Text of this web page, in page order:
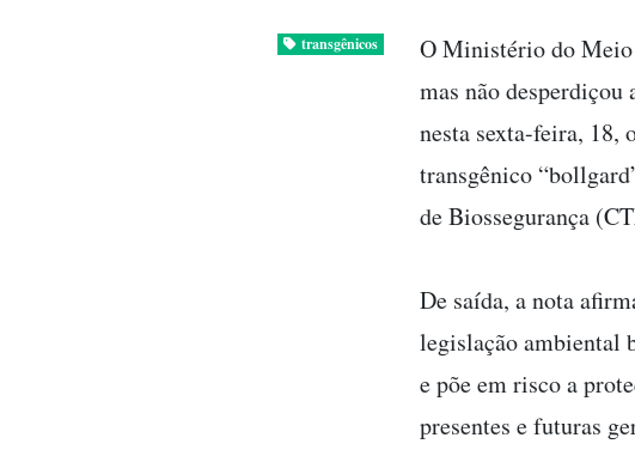
transgênicos
O Ministério do
mas não
nesta sexta-feira,
transgênico
de Biossegurança
De saída, a nota
legislação ambiental
e põe em risco a
presentes e futuras